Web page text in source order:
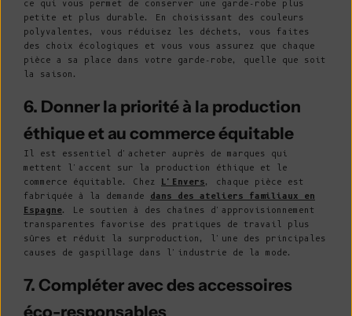
ce qui vous permet de conserver une garde-robe plus
petite et plus durable. En choisissant des couleurs
polyvalentes, vous réduisez les déchets, vous faites
des choix écologiques et vous vous assurez que chaque
pièce a sa place dans votre garde-robe, quelle que soit
la saison.
6. Donner la priorité à la production
éthique et au commerce équitable
Il est essentiel d'acheter auprès de marques qui
mettent l'accent sur la production éthique et le
commerce équitable. Chez L'Envers, chaque pièce est
fabriquée à la demande dans des ateliers familiaux en
Espagne. Le soutien à des chaînes d'approvisionnement
transparentes favorise des pratiques de travail plus
sûres et réduit la surproduction, l'une des principales
causes de gaspillage dans l'industrie de la mode.
7. Compléter avec des accessoires
éco-responsables